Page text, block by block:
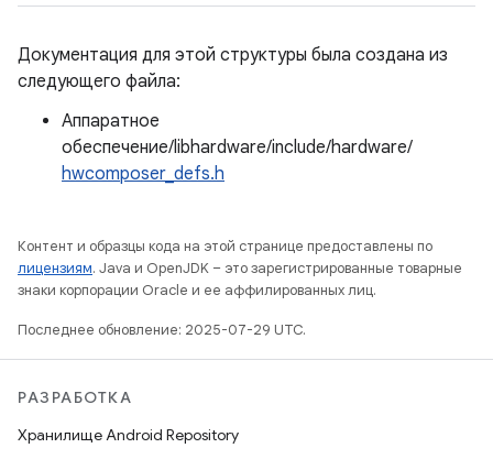
Документация для этой структуры была создана из
следующего файла:
Аппаратное
обеспечение/libhardware/include/hardware/
hwcomposer_defs.h
Контент и образцы кода на этой странице предоставлены по
лицензиям. Java и OpenJDK – это зарегистрированные товарные
знаки корпорации Oracle и ее аффилированных лиц.
Последнее обновление: 2025-07-29 UTC.
РАЗРАБОТКА
Хранилище Android Repository